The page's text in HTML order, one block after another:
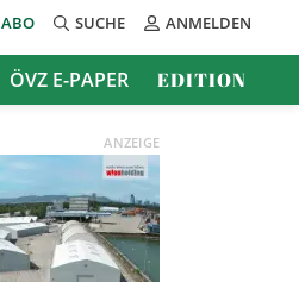
ABO SUCHE ANMELDEN
ÖVZ E-PAPER EDITION
ANZEIGE